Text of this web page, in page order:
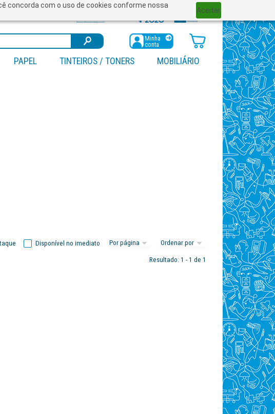
concorda com o uso de cookies conforme nossa
Aceitar
Minha
conta
PAPEL TINTEIROS / TONERS MOBILIÁRIO
Disponível no imediato
Resultado: 1 - 1 de 1